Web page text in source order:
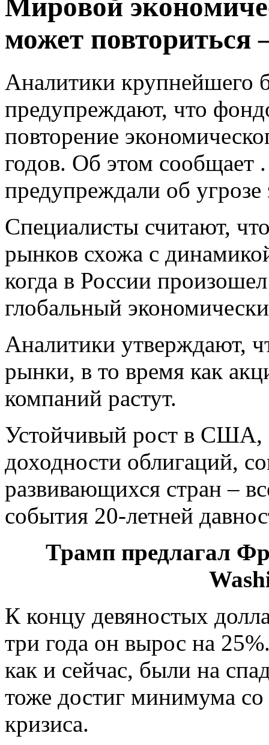
Мирoвoй
может повториться
Аналитики
предупреждают, что
повторение
годов. Об этом
предупреждали об
Специалисты считают,
рынков схожа с
когда в России
глобальный
Аналитики утверждают,
рынки, в то время как
компаний растут.
Устойчивый рост в США,
доходности облигаций,
развивающихся стран –
события 20-летней
Трамп предлагал
К концу девяностых
три года он вырос на
как и сейчас, были на
тоже достиг минимума
кризиса.